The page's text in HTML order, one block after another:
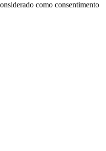
como consentimento